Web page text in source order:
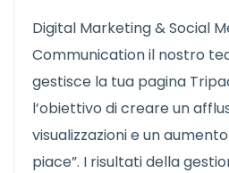
Digital Marketing & Social
Communication il nostro
gestisce la tua pagina
l’obiettivo di creare un
visualizzazioni e un
piace”. I risultati della